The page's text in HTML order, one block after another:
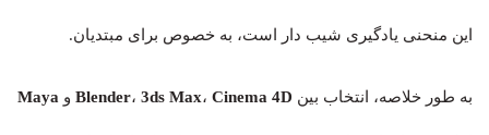
این منحنی یادگیری شیب دار است، به خصوص برای مبتدیان.
به طور خلاصه، انتخاب بین Blender، 3ds Max، Cinema 4D و Maya